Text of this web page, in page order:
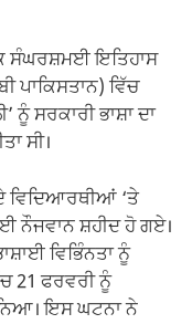
ਸੰਘਰਸ਼ਮਈ ਇਤਿਹਾਸ
ਪਾਕਿਸਤਾਨ) ਵਿੱਚ
ਨੂੰ ਸਰਕਾਰੀ ਭਾਸ਼ਾ ਦਾ
ਸੀ।
ਵਿਦਿਆਰਥੀਆਂ ‘ਤੇ
ਨੌਜਵਾਨ ਸ਼ਹੀਦ ਹੋ ਗਏ।
ਵਿਭਿੰਨਤਾ ਨੂੰ
21 ਫਰਵਰੀ ਨੂੰ
ਇਸ ਘਟਨਾ ਨੇ